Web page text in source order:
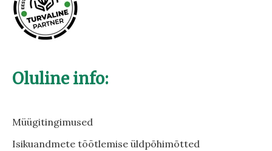
Oluline info:
Müügitingimused
Isikuandmete töötlemise üldpõhimõtted